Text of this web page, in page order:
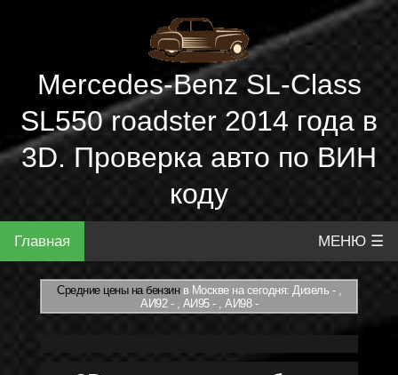
Mercedes-Benz SL-Class
SL550 roadster 2014 года в
3D. Проверка авто по ВИН
коду
Главная МЕНЮ ☰
Средние цены на бензинв Москве на сегодня: Дизель - ,
АИ92 - , АИ95 - , АИ98 -